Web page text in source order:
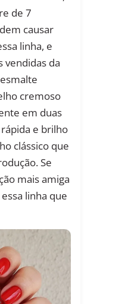
de 7
causar
linha, e
vendidas da
cremoso
em duas
e brilho
clássico que
Se
mais amiga
linha que